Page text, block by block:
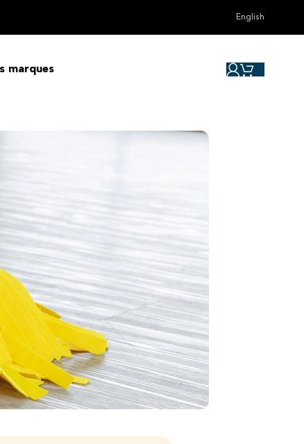
English
marques